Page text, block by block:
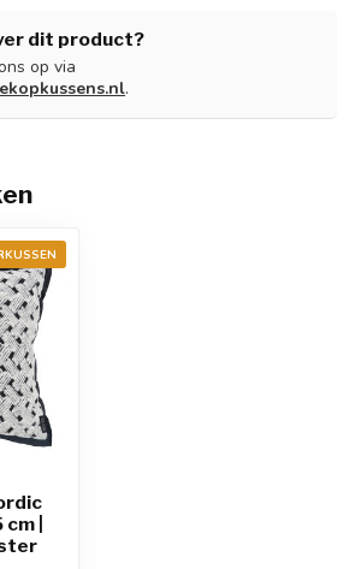
dit product?
op via
.
|